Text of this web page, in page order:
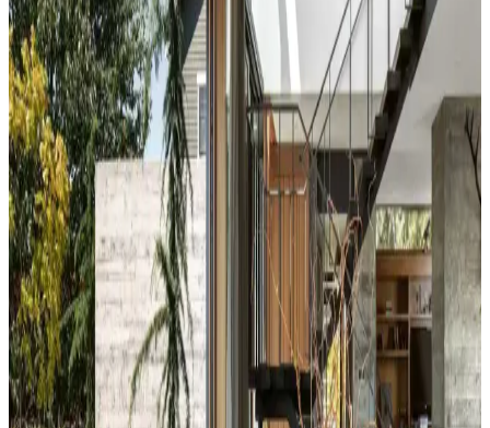
Duvar rengine uyumlu perde seçimi, mekânın atmosferini belirler.
Yeşil tonlar doğal sakinlik sunarken, turuncu ve kahverengi sıcaklık
katar. Kalın keten ve karartma perdeler ışık kontrolünde avantaj
sağlar.
Yatak Odası Duvar Rengi Seçiminde Işık ve
Tonların Önemi ve Etkileri
Yatak odası duvar renginin seçimi, ışık koşulları, zemin ve pencere
yerleşimi gibi faktörlerle uyumlu olmalıdır. Sıcak-soğuk kahverengi
ve yeşil tonları farklı atmosferler yaratır. Renk örnekleri farklı ışık
koşullarında test edilmelidir.
Kahvaltı Köşeleri İçin Sandalye Seçenekleri ve
Dekorasyon İpuçları
Kahvaltı köşelerinde ahşap ve sentetik deri sandalyeler, dayanıklılık
ve temizlik kolaylığı sunar. Minder ve özel tasarım halılarla konfor
ve estetik dengelenir, mekanın atmosferi güçlenir.